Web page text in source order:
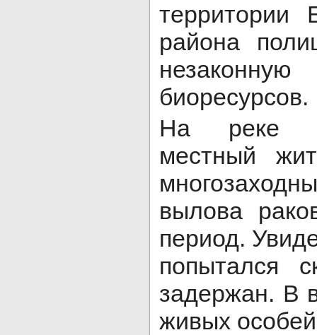
территории
района
биоресурсов.
На реке
местный
вылова
период.
попытался
задержан. В
живых